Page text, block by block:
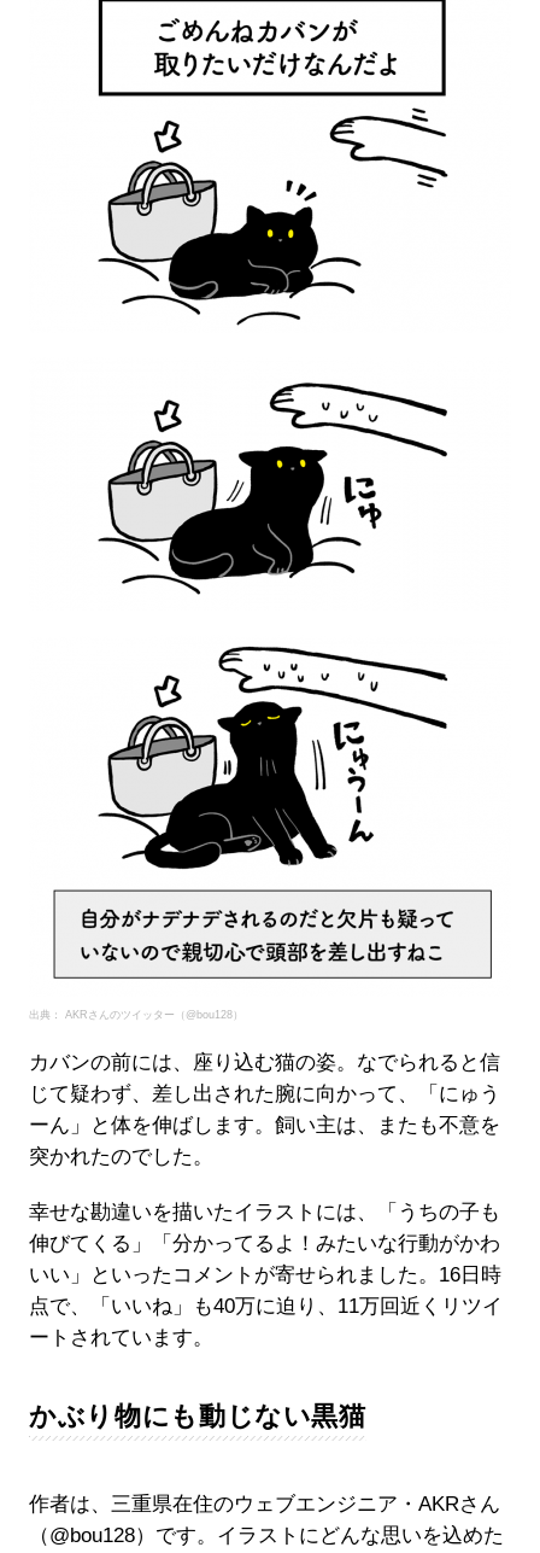
出典： AKRさんのツイッター（@bou128）
カバンの前には、座り込む猫の姿。なでられると信
じて疑わず、差し出された腕に向かって、「にゅう
ーん」と体を伸ばします。飼い主は、またも不意を
突かれたのでした。
幸せな勘違いを描いたイラストには、「うちの子も
伸びてくる」「分かってるよ！みたいな行動がかわ
いい」といったコメントが寄せられました。16日時
点で、「いいね」も40万に迫り、11万回近くリツイ
ートされています。
かぶり物にも動じない黒猫
作者は、三重県在住のウェブエンジニア・AKRさん
（@bou128）です。イラストにどんな思いを込めた